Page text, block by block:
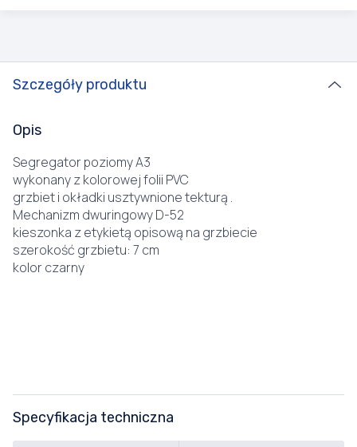
Szczegóły produktu
Opis
Segregator poziomy A3
wykonany z kolorowej folii PVC
grzbiet i okładki usztywnione tekturą .
Mechanizm dwuringowy D-52
kieszonka z etykietą opisową na grzbiecie
szerokość grzbietu: 7 cm
kolor czarny
Specyfikacja techniczna